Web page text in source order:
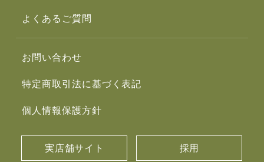
よくあるご質問
お問い合わせ
特定商取引法に基づく表記
個人情報保護方針
実店舗サイト 採用